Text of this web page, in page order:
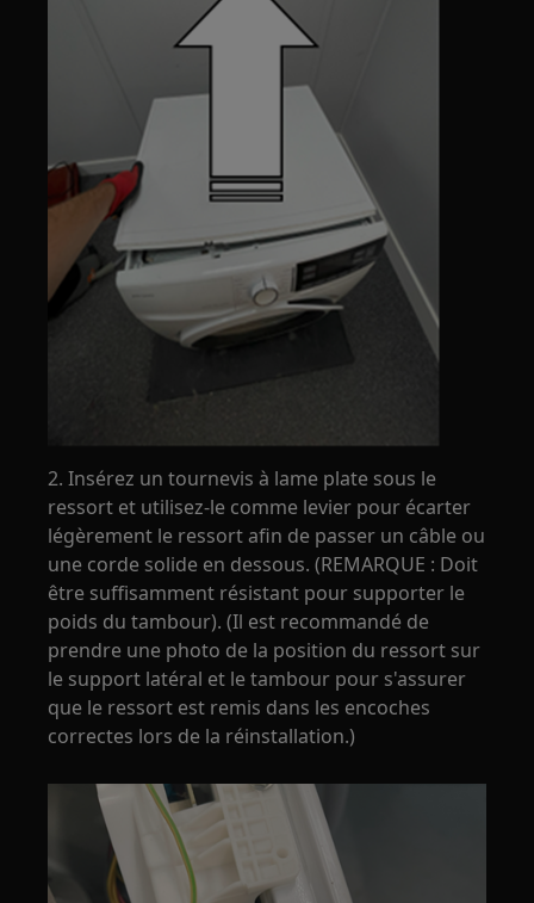
2. Insérez un tournevis à lame plate sous le
ressort et utilisez-le comme levier pour écarter
légèrement le ressort afin de passer un câble ou
une corde solide en dessous. (REMARQUE : Doit
être suffisamment résistant pour supporter le
poids du tambour). (Il est recommandé de
prendre une photo de la position du ressort sur
le support latéral et le tambour pour s'assurer
que le ressort est remis dans les encoches
correctes lors de la réinstallation.)